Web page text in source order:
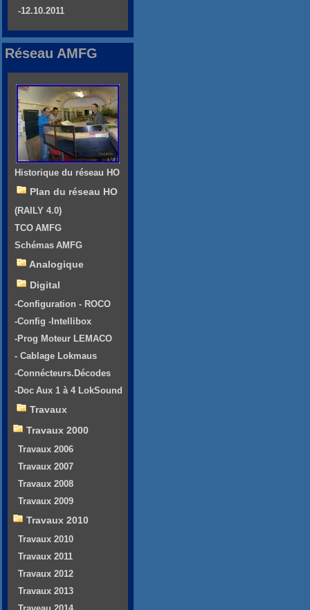
-12.10.2011
Réseau AMFG
Historique du réseau HO
Plan du réseau HO
(RAILY 4.0)
TCO AMFG
Schémas AMFG
Analogique
Digital
-Configuration - ROCO
-Config -Intellibox
-Prog Moteur LEMACO
- Cablage Lokmaus
-Connécteurs.Décodes
-Doc Aux 1 à 4 LokSound
Travaux
Travaux 2000
Travaux 2006
Travaux 2007
Travaux 2008
Travaux 2009
Travaux 2010
Travaux 2010
Travaux 2011
Travaux 2012
Travaux 2013